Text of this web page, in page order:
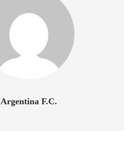
Argentina F.C.